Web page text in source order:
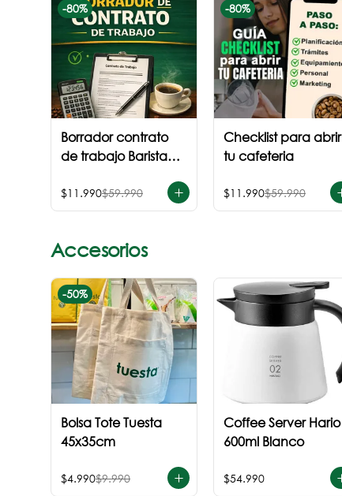
-80%
Borrador contrato
de trabajo Barista
$11.990$59.990
-80%
Checklist para abrir
tu cafeteria
$11.990$59.990
Accesorios
-50%
Bolsa Tote Tuesta
45x35cm
$4.990$9.990
Coffee Server Hario
600ml Blanco
$54.990